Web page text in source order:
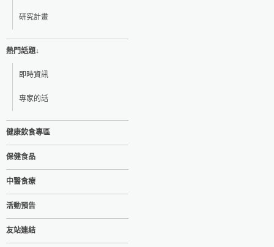
研究計畫
熱門話題↓
即時資訊
專家的話
健康飲食專區
保健食品
中醫食療
活動預告
友站連結